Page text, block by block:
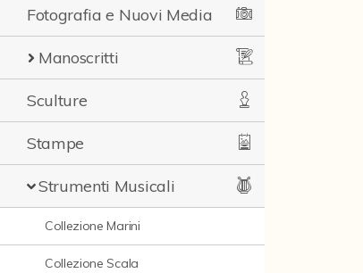
Fotografia e Nuovi Media
Manoscritti
Sculture
Stampe
Strumenti Musicali
Collezione Marini
Collezione Scala